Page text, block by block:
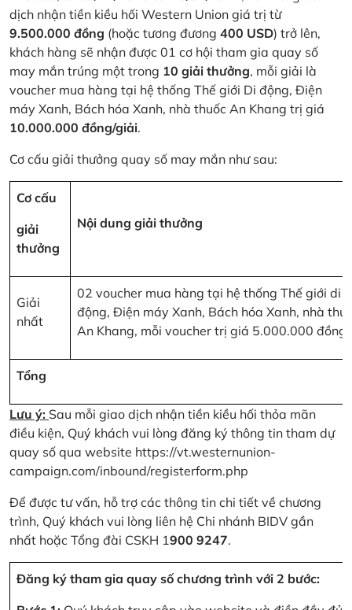
dịch nhận tiền kiều hối Western Union giá trị từ
9.500.000 đồng (hoặc tương đương 400 USD) trở lên,
khách hàng sẽ nhận được 01 cơ hội tham gia quay số
may mắn trúng một trong 10 giải thưởng, mỗi giải là
voucher mua hàng tại hệ thống Thế giới Di động, Điện
máy Xanh, Bách hóa Xanh, nhà thuốc An Khang trị giá
10.000.000 đồng/giải.
Cơ cấu giải thưởng quay số may mắn như sau:
Cơ cấu
giải
thưởng
Nội dung giải thưởng
Giải
nhất
02 voucher mua hàng tại hệ thống Thế giới di
động, Điện máy Xanh, Bách hóa Xanh, nhà
An Khang, mỗi voucher trị giá 5.000.000 đồng
Tổng
Lưu ý: Sau mỗi giao dịch nhận tiền kiều hối thỏa mãn
điều kiện, Quý khách vui lòng đăng ký thông tin tham dự
quay số qua website https://vt.westernunion-
campaign.com/inbound/registerform.php
Để được tư vấn, hỗ trợ các thông tin chi tiết về chương
trình, Quý khách vui lòng liên hệ Chi nhánh BIDV gần
nhất hoặc Tổng đài CSKH 1900 9247.
Đăng ký tham gia quay số chương trình với 2 bước: